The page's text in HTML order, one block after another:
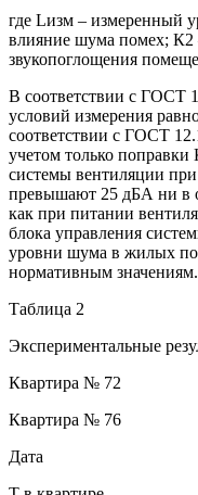
где Lизм – измеренный
влияние шума помех; К2
звукопоглощения
В соответствии с ГОСТ
условий измерения
соответствии с ГОСТ
учетом только
системы вентиляции
превышают 25 дБА ни в
как при питании
блока управления
уровни шума в жилых
нормативным значениям.
Таблица 2
Экспериментальные
Квартира № 72
Квартира № 76
Дата